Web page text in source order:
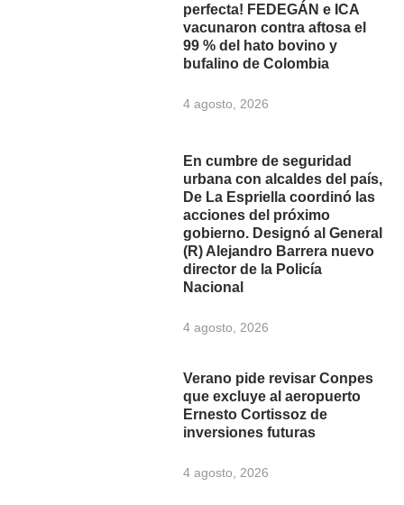
perfecta! FEDEGÁN e ICA
vacunaron contra aftosa el
99 % del hato bovino y
bufalino de Colombia
4 agosto, 2026
En cumbre de seguridad
urbana con alcaldes del país,
De La Espriella coordinó las
acciones del próximo
gobierno. Designó al General
(R) Alejandro Barrera nuevo
director de la Policía
Nacional
4 agosto, 2026
Verano pide revisar Conpes
que excluye al aeropuerto
Ernesto Cortissoz de
inversiones futuras
4 agosto, 2026